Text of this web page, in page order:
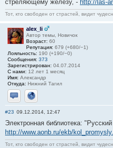
стреляющему железу, - http://las-
Тот, кто свободен от страстей, видит
alex_li
Автор темы, Новичок
Возраст: 60
Репутация: 679 (+680/−1)
Лояльность: 190 (+190/−0)
Сообщения: 373
Зарегистрирован: 04.07.2014
С нами: 12 лет 1 месяц
Имя: Александр
Откуда: Нижний Тагил
Отправить личное сообщение
Сайт
#23 09.12.2014, 12:47
Электронная библиотека:
http://www.aonb.ru/ekb/
Тот, кто свободен от страстей, видит